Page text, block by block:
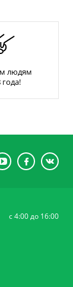
людям
года!
c 4:00 до 16:00